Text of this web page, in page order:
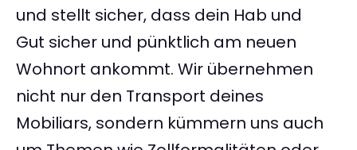
und stellt sicher, dass dein Hab und
Gut sicher und pünktlich am neuen
Wohnort ankommt. Wir übernehmen
nicht nur den Transport deines
Mobiliars, sondern kümmern uns auch